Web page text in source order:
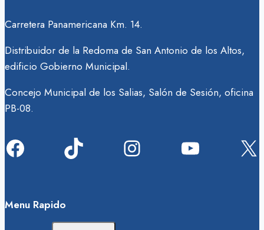
Carretera Panamericana Km. 14.
Distribuidor de la Redoma de San Antonio de los Altos,
edificio Gobierno Municipal.
Concejo Municipal de los Salias, Salón de Sesión, oficina
PB-08.
FacebookTikTok InstagramYouTube
X
Menu Rapido